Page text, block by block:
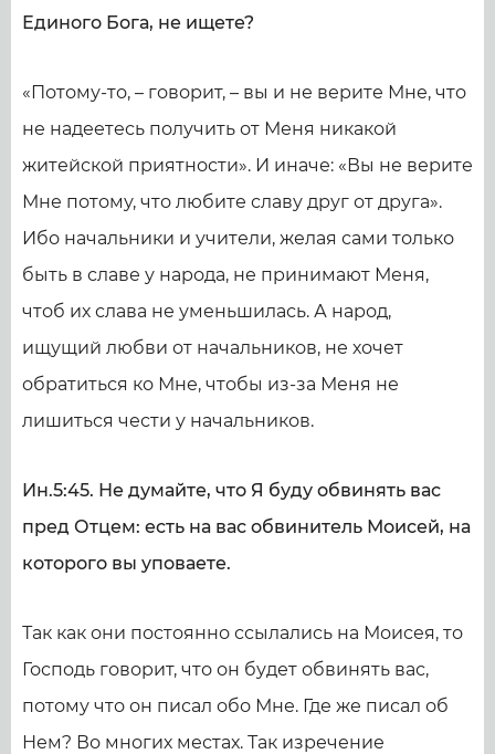
Единого Бога, не ищете?
«Потому-то, – говорит, – вы и не верите Мне, что
не надеетесь получить от Меня никакой
житейской приятности». И иначе: «Вы не верите
Мне потому, что любите славу друг от друга».
Ибо начальники и учители, желая сами только
быть в славе у народа, не принимают Меня,
чтоб их слава не уменьшилась. А народ,
ищущий любви от начальников, не хочет
обратиться ко Мне, чтобы из-за Меня не
лишиться чести у начальников.
Ин.5:45. Не думайте, что Я буду обвинять вас
пред Отцем: есть на вас обвинитель Моисей, на
которого вы уповаете.
Так как они постоянно ссылались на Моисея, то
Господь говорит, что он будет обвинять вас,
потому что он писал обо Мне. Где же писал об
Нем? Во многих местах. Так изречение